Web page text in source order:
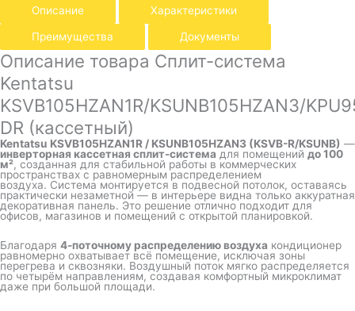
Описание
Характеристики
Преимущества Документы
Описание товара Сплит-система
Kentatsu
KSVB105HZAN1R/KSUNB105HZAN3/
DR (кассетный)
Kentatsu KSVB105HZAN1R / KSUNB105HZAN3 (KSVB-R/KSUNB) —
инверторная кассетная сплит-система для помещений до 100
м², созданная для стабильной работы в коммерческих
пространствах с равномерным распределением
воздуха. Система монтируется в подвесной потолок, оставаясь
практически незаметной — в интерьере видна только аккуратная
декоративная панель. Это решение отлично подходит для
офисов, магазинов и помещений с открытой планировкой.
Благодаря 4-поточному распределению воздуха кондиционер
равномерно охватывает всё помещение, исключая зоны
перегрева и сквозняки. Воздушный поток мягко распределяется
по четырём направлениям, создавая комфортный микроклимат
даже при большой площади.